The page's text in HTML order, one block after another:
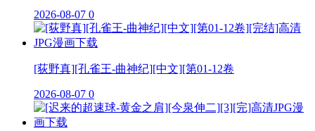
2026-08-07 0
[荻野真][孔雀王-曲神纪][中文][第01-12卷
2026-08-07 0